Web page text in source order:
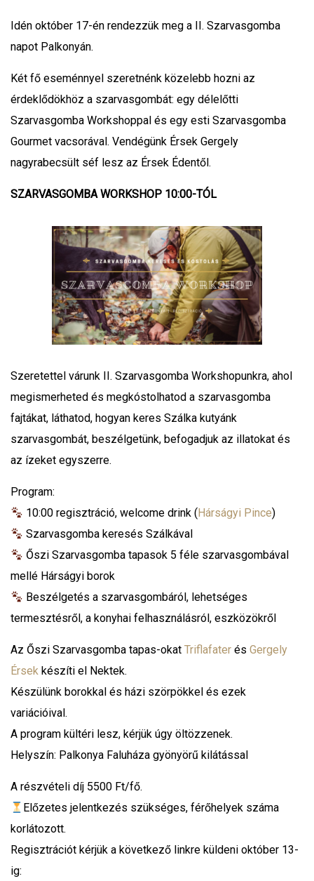
Idén október 17-én rendezzük meg a II. Szarvasgomba
napot Palkonyán.
Két fő eseménnyel szeretnénk közelebb hozni az
érdeklődökhöz a szarvasgombát: egy délelőtti
Szarvasgomba Workshoppal és egy esti Szarvasgomba
Gourmet vacsorával. Vendégünk Érsek Gergely
nagyrabecsült séf lesz az Érsek Édentől.
SZARVASGOMBA WORKSHOP 10:00-TÓL
Szeretettel várunk II. Szarvasgomba Workshopunkra, ahol
megismerheted és megkóstolhatod a szarvasgomba
fajtákat, láthatod, hogyan keres Szálka kutyánk
szarvasgombát, beszélgetünk, befogadjuk az illatokat és
az ízeket egyszerre.
Program:
10:00 regisztráció, welcome drink ( Hárságyi Pince)
Szarvasgomba keresés Szálkával
Őszi Szarvasgomba tapasok 5 féle szarvasgombával
mellé Hárságyi borok
Beszélgetés a szarvasgombáról, lehetséges
termesztésről, a konyhai felhasználásról, eszközökről
Az Őszi Szarvasgomba tapas-okat Triflafater és Gergely
Érsek készíti el Nektek.
Készülünk borokkal és házi szörpökkel és ezek
variációival.
A program kültéri lesz, kérjük úgy öltözzenek.
Helyszín: Palkonya Faluháza gyönyörű kilátással
A részvételi díj 5500 Ft/fő.
Előzetes jelentkezés szükséges, férőhelyek száma
korlátozott.
Regisztrációt kérjük a következő linkre küldeni október 13-
ig: